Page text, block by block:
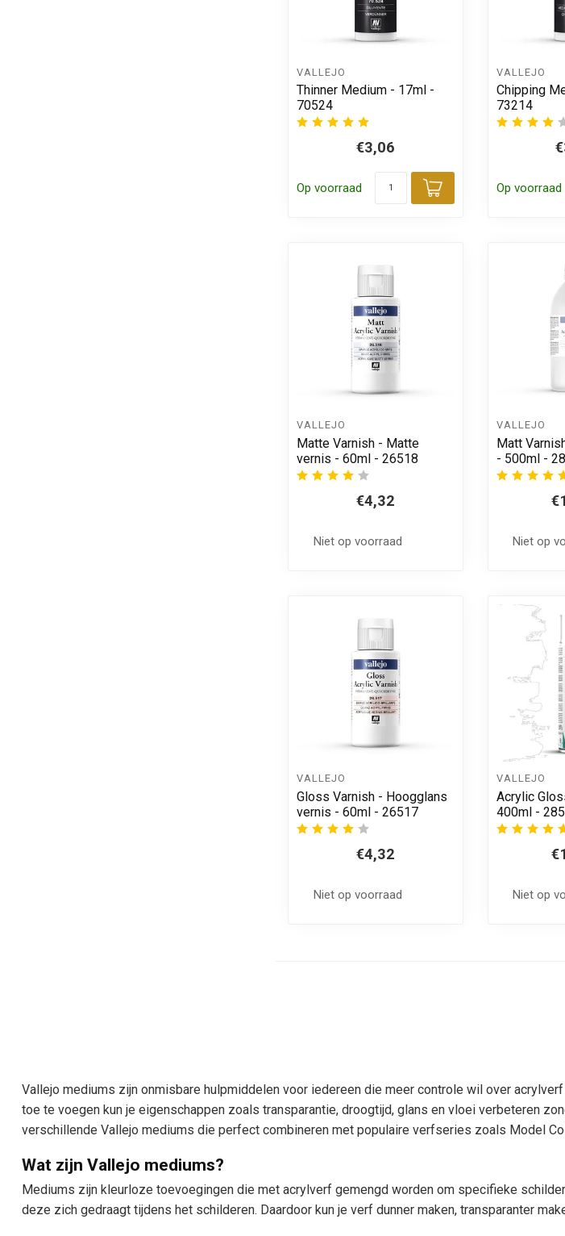
VALLEJO
Thinner Medium - 17ml -
70524
€3,06
Op voorraad
Toevoegen
VALLEJO
Chipping
73214
Op voorraad
VALLEJO
Matte Varnish - Matte
vernis - 60ml - 26518
€4,32
Niet op voorraad
VALLEJO
Matt
- 500ml -
Niet op
VALLEJO
Gloss Varnish - Hoogglans
vernis - 60ml - 26517
€4,32
Niet op voorraad
VALLEJO
Acrylic
400ml -
Niet op
Vallejo mediums zijn onmisbare hulpmiddelen voor iedereen die meer controle wil over
toe te voegen kun je eigenschappen zoals transparantie, droogtijd, glans en vloei verbeteren
verschillende Vallejo mediums die perfect combineren met populaire verfseries zoals Model
Wat zijn Vallejo mediums?
Mediums zijn kleurloze toevoegingen die met acrylverf gemengd worden om specifieke
deze zich gedraagt tijdens het schilderen. Daardoor kun je verf dunner maken, transparanter